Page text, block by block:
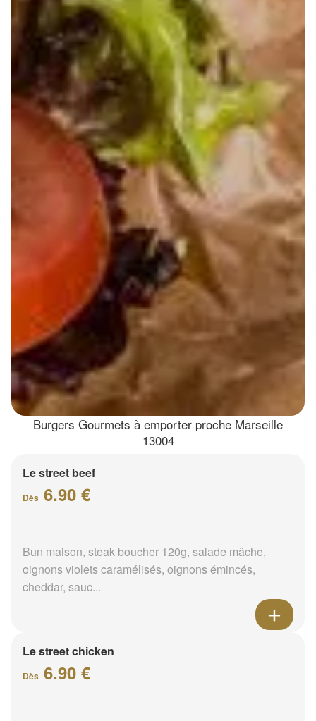
Burgers Gourmets à emporter proche Marseille
13004
Le street beef
Dès 6.90 €
Bun maison, steak boucher 120g, salade mâche,
oignons violets caramélisés, oignons émincés,
cheddar, sauc...
Le street chicken
Dès 6.90 €